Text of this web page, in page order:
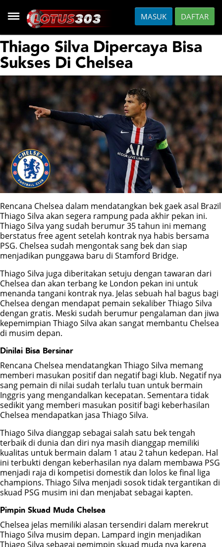
HOME
DAFTAR
HOT GAMES
SLOT
CASINO
FISH
SPORTS
POKER
LIVE CHAT
MASUK DAFTAR
Thiago Silva Dipercaya Bisa
Sukses Di Chelsea
Rencana Chelsea dalam mendatangkan bek gaek asal Brazil
Thiago Silva akan segera rampung pada akhir pekan ini.
Thiago Silva yang sudah berumur 35 tahun ini memang
berstatus free agent setelah kontrak nya habis bersama
PSG. Chelsea sudah mengontak sang bek dan siap
menjadikan punggawa baru di Stamford Bridge.
Thiago Silva juga diberitakan setuju dengan tawaran dari
Chelsea dan akan terbang ke London pekan ini untuk
menanda tangani kontrak nya. Jelas sebuah hal bagus bagi
Chelsea dengan mendapat pemain sekaliber Thiago Silva
dengan gratis. Meski sudah berumur pengalaman dan jiwa
kepemimpian Thiago Silva akan sangat membantu Chelsea
di musim depan.
Dinilai Bisa Bersinar
Rencana Chelsea mendatangkan Thiago Silva memang
memberi masukan positif dan negatif bagi klub. Negatif nya
sang pemain di nilai sudah terlalu tuan untuk bermain
Inggris yang mengandalkan kecepatan. Sementara tidak
sedikit yang memberi masukan positif bagi keberhasilan
Chelsea mendapatkan jasa Thiago Silva.
Thiago Silva dianggap sebagai salah satu bek tengah
terbaik di dunia dan diri nya masih dianggap memiliki
kualitas untuk bermain dalam 1 atau 2 tahun kedepan. Hal
ini terbukti dengan keberhasilan nya dalam membawa PSG
menjadi raja di kompetisi domestik dan lolos ke final liga
champions. Thiago Silva menjadi sosok tidak tergantikan di
skuad PSG musim ini dan menjabat sebagai kapten.
Pimpin Skuad Muda Chelsea
Chelsea jelas memiliki alasan tersendiri dalam merekrut
Thiago Silva musim depan. Lampard ingin menjadikan
Thiago Silva sebagai pemimpin skuad muda nya karena